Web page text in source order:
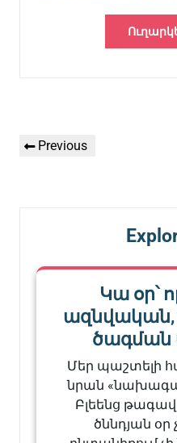
նավարկումը
Previous
Previous
Կա օր՝
ծագման
Մեր պաշտելի
նրան
Բլեենց
ծննդյան օր